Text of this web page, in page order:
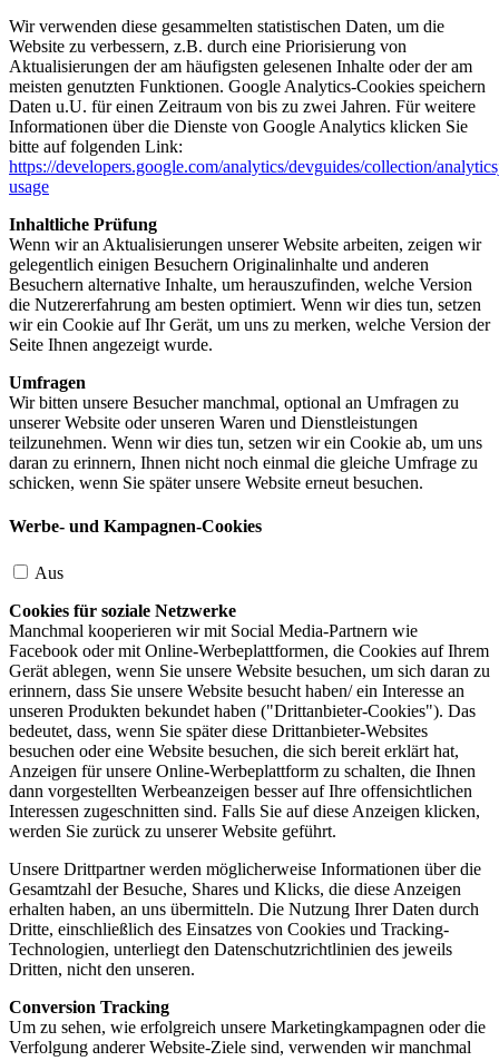
Wir verwenden diese gesammelten statistischen Daten, um die
Website zu verbessern, z.B. durch eine Priorisierung von
Aktualisierungen der am häufigsten gelesenen Inhalte oder der am
meisten genutzten Funktionen. Google Analytics-Cookies speichern
Daten u.U. für einen Zeitraum von bis zu zwei Jahren. Für weitere
Informationen über die Dienste von Google Analytics klicken Sie
bitte auf folgenden Link:
https://developers.google.com/analytics/devguides/collection/
usage
Inhaltliche Prüfung
Wenn wir an Aktualisierungen unserer Website arbeiten, zeigen wir
gelegentlich einigen Besuchern Originalinhalte und anderen
Besuchern alternative Inhalte, um herauszufinden, welche Version
die Nutzererfahrung am besten optimiert. Wenn wir dies tun, setzen
wir ein Cookie auf Ihr Gerät, um uns zu merken, welche Version der
Seite Ihnen angezeigt wurde.
Umfragen
Wir bitten unsere Besucher manchmal, optional an Umfragen zu
unserer Website oder unseren Waren und Dienstleistungen
teilzunehmen. Wenn wir dies tun, setzen wir ein Cookie ab, um uns
daran zu erinnern, Ihnen nicht noch einmal die gleiche Umfrage zu
schicken, wenn Sie später unsere Website erneut besuchen.
Werbe- und Kampagnen-Cookies
Aus
Cookies für soziale Netzwerke
Manchmal kooperieren wir mit Social Media-Partnern wie
Facebook oder mit Online-Werbeplattformen, die Cookies auf Ihrem
Gerät ablegen, wenn Sie unsere Website besuchen, um sich daran zu
erinnern, dass Sie unsere Website besucht haben/ ein Interesse an
unseren Produkten bekundet haben ("Drittanbieter-Cookies"). Das
bedeutet, dass, wenn Sie später diese Drittanbieter-Websites
besuchen oder eine Website besuchen, die sich bereit erklärt hat,
Anzeigen für unsere Online-Werbeplattform zu schalten, die Ihnen
dann vorgestellten Werbeanzeigen besser auf Ihre offensichtlichen
Interessen zugeschnitten sind. Falls Sie auf diese Anzeigen klicken,
werden Sie zurück zu unserer Website geführt.
Unsere Drittpartner werden möglicherweise Informationen über die
Gesamtzahl der Besuche, Shares und Klicks, die diese Anzeigen
erhalten haben, an uns übermitteln. Die Nutzung Ihrer Daten durch
Dritte, einschließlich des Einsatzes von Cookies und Tracking-
Technologien, unterliegt den Datenschutzrichtlinien des jeweils
Dritten, nicht den unseren.
Conversion Tracking
Um zu sehen, wie erfolgreich unsere Marketingkampagnen oder die
Verfolgung anderer Website-Ziele sind, verwenden wir manchmal